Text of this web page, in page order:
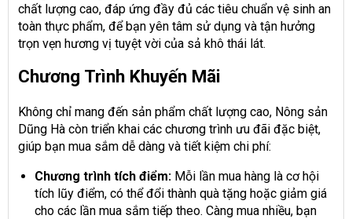
chất lượng cao, đáp ứng đầy đủ các tiêu chuẩn vệ sinh an
toàn thực phẩm, để bạn yên tâm sử dụng và tận hưởng
trọn vẹn hương vị tuyệt vời của sả khô thái lát.
Chương Trình Khuyến Mãi
Không chỉ mang đến sản phẩm chất lượng cao, Nông sản
Dũng Hà còn triển khai các chương trình ưu đãi đặc biệt,
giúp bạn mua sắm dễ dàng và tiết kiệm chi phí:
Chương trình tích điểm:Mỗi lần mua hàng là cơ hội
tích lũy điểm, có thể đổi thành quà tặng hoặc giảm giá
cho các lần mua sắm tiếp theo. Càng mua nhiều, bạn